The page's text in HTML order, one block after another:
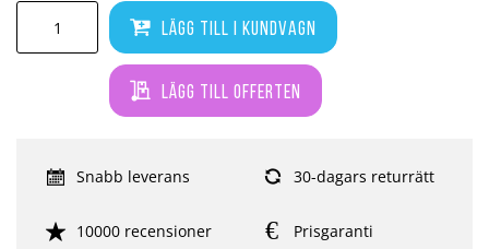
Lägg till i kundvagn
Lägg till offerten
Snabb leverans 30-dagars returrätt
10000 recensioner Prisgaranti